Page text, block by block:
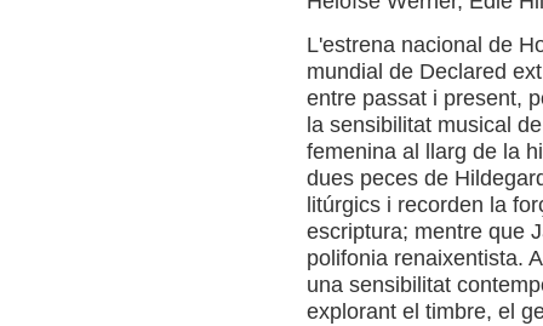
L'estrena nacional de
mundial de Declared
entre passat i present,
la sensibilitat musical
femenina al llarg de la
dues peces de
litúrgics i recorden la
escriptura; mentre que
polifonia renaixentista.
una sensibilitat
explorant el timbre, el